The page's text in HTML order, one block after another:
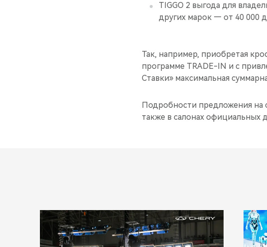
TIGGO 2 выгода для
других марок — от 40 000
Так, например, приобретая
программе TRADE-IN и с
Ставки» максимальная
Подробности предложения на
также в салонах официальных